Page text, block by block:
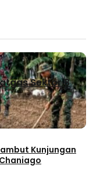
Sektor 8
Kunjungan